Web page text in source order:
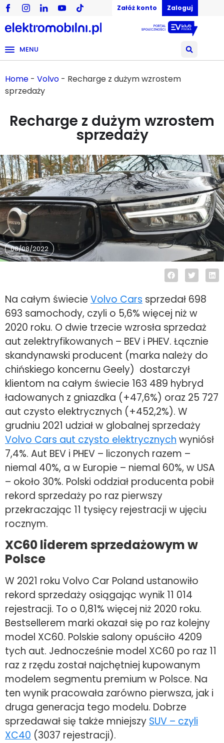
Załóż konto Zaloguj
MENU
Home - Volvo - Recharge z dużym wzrostem
sprzedaży
Recharge z dużym wzrostem
sprzedaży
08/08/2022
Na całym świecie Volvo Cars sprzedał 698
693 samochody, czyli o 5,6% więcej niż w
2020 roku. O dwie trzecie wzrosła sprzedaż
aut zelektryfikowanych – BEV i PHEV. Łącznie
skandynawski producent (marka należy do
chińskiego koncernu Geely) dostarczył
klientom na całym świecie 163 489 hybryd
ładowanych z gniazdka (+47,6%) oraz 25 727
aut czysto elektrycznych (+452,2%). W
grudniu 2021 udział w globalnej sprzedaży
Volvo Cars aut czysto elektrycznych wyniósł
7,4%. Aut BEV i PHEV – liczonych razem –
niemal 40%, a w Europie – niemal 60%, w USA
– około 30%. Polski oddział producenta pobił
rekord sprzedaży po raz pierwszy
przekraczając 11 tysięcy rejestracji w ujęciu
rocznym.
XC60 liderem sprzedażowym w
Polsce
W 2021 roku Volvo Car Poland ustanowiło
rekord sprzedaży osiągając wynik 11 014
rejestracji. To o 0,81% więcej niż 2020 roku.
Bestsellerem marki okazał się po raz kolejny
model XC60. Polskie salony opuściło 4209
tych aut. Jednocześnie model XC60 po raz 11
raz z rzędu został najchętniej kupowanym
modelem segmentu premium w Polsce. Na
ten wynik pracowała zarówno pierwsza, jak i
druga generacja tego modelu. Dobrze
sprzedawał się także mniejszy SUV – czyli
XC40 (3037 rejestracji).